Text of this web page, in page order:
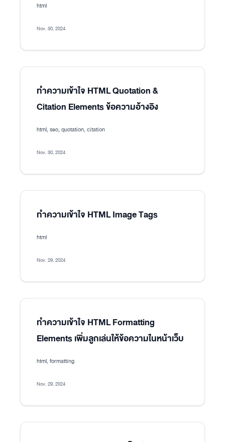
html
Nov. 30, 2024
ทำความเข้าใจ HTML Quotation &
Citation Elements ข้อความอ้างอิง
html, seo, quotation, citation
Nov. 30, 2024
ทำความเข้าใจ HTML Image Tags
html
Nov. 29, 2024
ทำความเข้าใจ HTML Formatting
Elements เพิ่มลูกเล่นให้ข้อความในหน้าเว็บ
html, formatting
Nov. 29, 2024